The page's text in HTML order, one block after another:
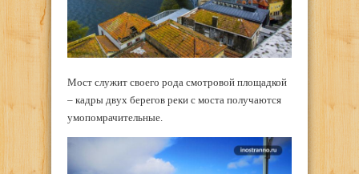
Мост служит своего рода смотровой площадкой
– кадры двух берегов реки с моста получаются
умопомрачительные.